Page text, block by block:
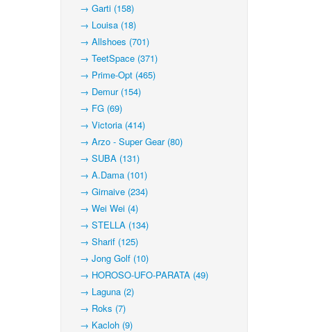
→ Garti (158)
→ Louisa (18)
→ Allshoes (701)
→ TeetSpace (371)
→ Prime-Opt (465)
→ Demur (154)
→ FG (69)
→ Victoria (414)
→ Arzo - Super Gear (80)
→ SUBA (131)
→ A.Dama (101)
→ Girnaive (234)
→ Wei Wei (4)
→ STELLA (134)
→ Sharif (125)
→ Jong Golf (10)
→ HOROSO-UFO-PARATA (49)
→ Laguna (2)
→ Roks (7)
→ Kacloh (9)